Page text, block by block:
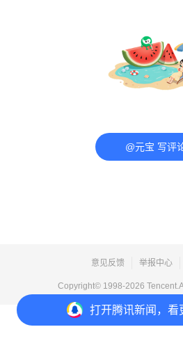
打开腾讯新闻，看
@元宝 写评
意见反馈 举报中心
Copyright© 1998-2026